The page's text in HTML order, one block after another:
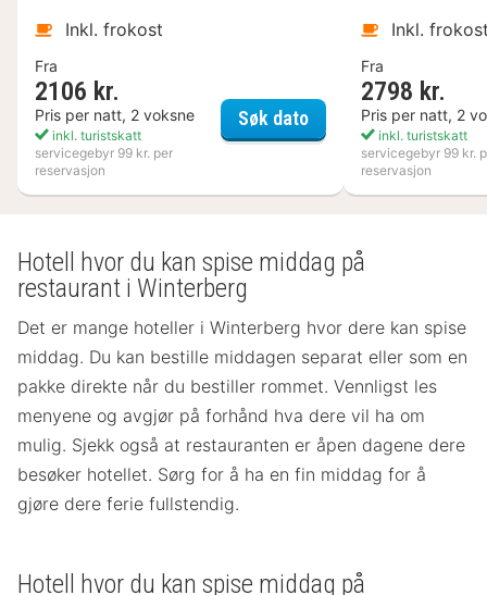
Inkl. frokost
Fra
2106 kr.
Pris per natt, 2 voksne
inkl. turistskatt
servicegebyr 99 kr. per
reservasjon
Søk datoVarbergs Kusthotell
Inkl.
Fra
2798 kr.
Pris per natt, 2
inkl. turistskatt
servicegebyr 99 kr.
reservasjon
Hotell hvor du kan spise middag på
restaurant i Winterberg
Det er mange hoteller i Winterberg hvor dere kan spise
middag. Du kan bestille middagen separat eller som en
pakke direkte når du bestiller rommet. Vennligst les
menyene og avgjør på forhånd hva dere vil ha om
mulig. Sjekk også at restauranten er åpen dagene dere
besøker hotellet. Sørg for å ha en fin middag for å
gjøre dere ferie fullstendig.
Hotell hvor du kan spise middag på